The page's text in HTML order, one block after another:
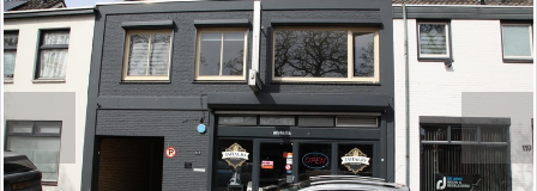
zoeken
Waarom
adverteren
Premium
adverteren
Blog